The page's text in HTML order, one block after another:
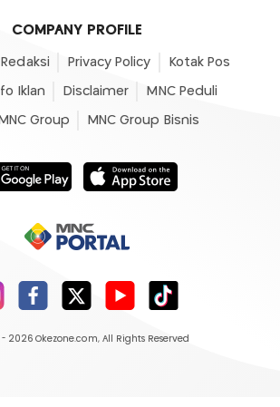
COMPANY PROFILE
Redaksi Privacy Policy Kotak Pos
Iklan Disclaimer MNC Peduli
Group MNC Group Bisnis
2026 Okezone.com, All Rights Reserved